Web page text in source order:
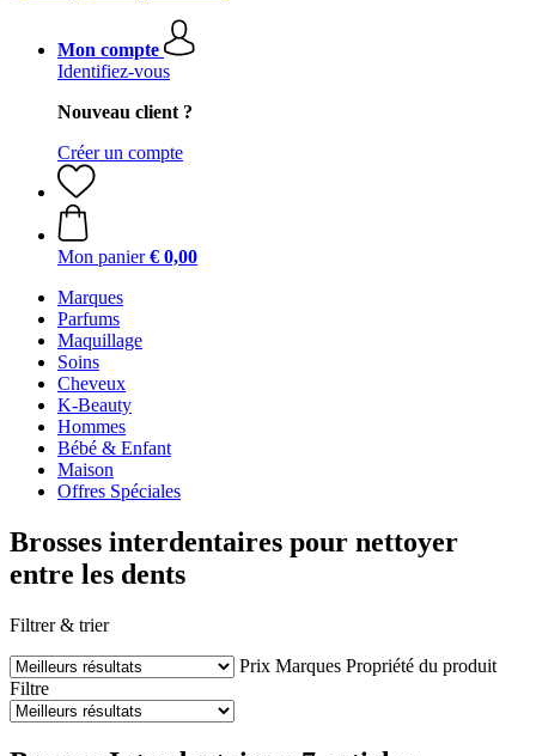
Mon compte
Identifiez-vous
Nouveau client ?
Créer un compte
Mon panier € 0,00
Marques
Parfums
Maquillage
Soins
Cheveux
K-Beauty
Hommes
Bébé & Enfant
Maison
Offres Spéciales
Brosses interdentaires pour nettoyer
entre les dents
Filtrer & trier
Prix Marques Propriété du produit
Filtre